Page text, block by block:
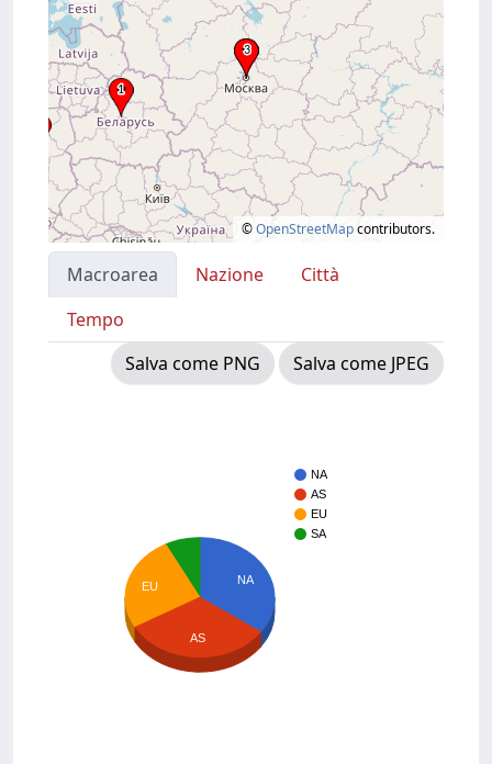
©OpenStreetMapcontributors.
Macroarea Nazione
Città
Tempo
Salva come PNG
Salva come JPEG
NA
AS
EU
SA
NA
EU
AS